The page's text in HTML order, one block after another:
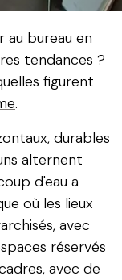
bureau en
tendances ?
figurent
.
durables
alternent
d'eau a
où les lieux
avec
réservés
avec de